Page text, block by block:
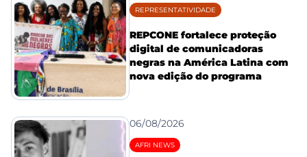
REPRESENTATIVIDADE
REPCONE fortalece proteção
digital de comunicadoras
negras na América Latina com
nova edição do programa
06/08/2026
AFRI NEWS